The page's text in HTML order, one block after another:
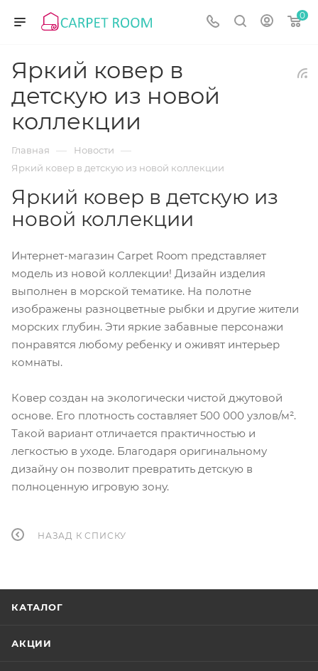
0
Яркий ковер в
детскую из новой
коллекции
Главная — Новости —
Яркий ковер в детскую из новой коллекции
Яркий ковер в детскую из
новой коллекции
Интернет-магазин Carpet Room представляет
модель из новой коллекции! Дизайн изделия
выполнен в морской тематике. На полотне
изображены разноцветные рыбки и другие жители
морских глубин. Эти яркие забавные персонажи
понравятся любому ребенку и оживят интерьер
комнаты.
Ковер создан на экологически чистой джутовой
основе. Его плотность составляет 500 000 узлов/м².
Такой вариант отличается практичностью и
легкостью в уходе. Благодаря оригинальному
дизайну он позволит превратить детскую в
полноценную игровую зону.
НАЗАД К СПИСКУ
КАТАЛОГ
АКЦИИ